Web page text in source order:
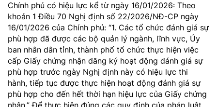
Chính phủ có hiệu lực kể từ ngày 16/01/2026: Theo
khoản 1 Điều 70 Nghị định số 22/2026/NĐ-CP ngày
16/01/2026 của Chính phủ: “1. Các tổ chức đánh giá sự
phù hợp đã được các bộ quản lý ngành, lĩnh vực, Ủy
ban nhân dân tỉnh, thành phố tổ chức thực hiện việc
cấp Giấy chứng nhận đăng ký hoạt động đánh giá sự
phù hợp trước ngày Nghị định này có hiệu lực thi
hành, tiếp tục được thực hiện hoạt động đánh giá sự
phù hợp cho đến hết thời hạn hiệu lực của Giấy chứng
nhận.” Để thực hiện đúng các quy định của pháp luật